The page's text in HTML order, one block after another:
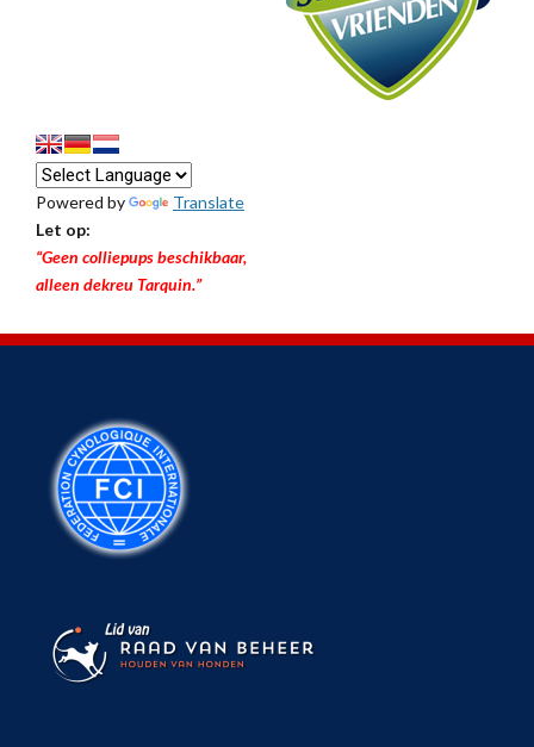
Powered by
Translate
Let op:
“Geen colliepups beschikbaar,
alleen dekreu Tarquin.”